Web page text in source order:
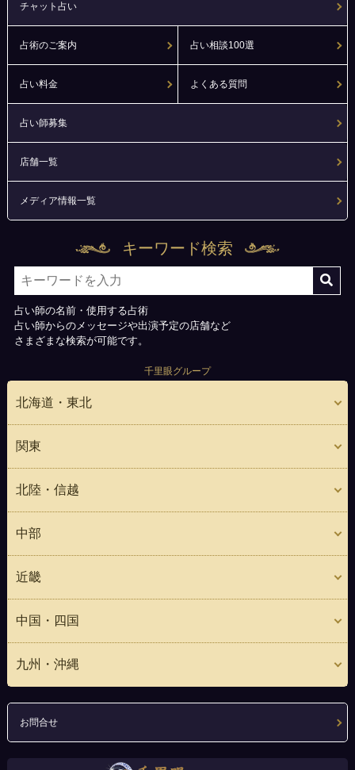
チャット占い
占術のご案内 占い相談100選
占い料金 よくある質問
占い師募集
店舗一覧
メディア情報一覧
キーワード検索
占い師の名前・使用する占術
占い師からのメッセージや出演予定の店舗など
さまざまな検索が可能です。
千里眼グループ
北海道・東北
関東
北陸・信越
中部
近畿
中国・四国
九州・沖縄
お問合せ